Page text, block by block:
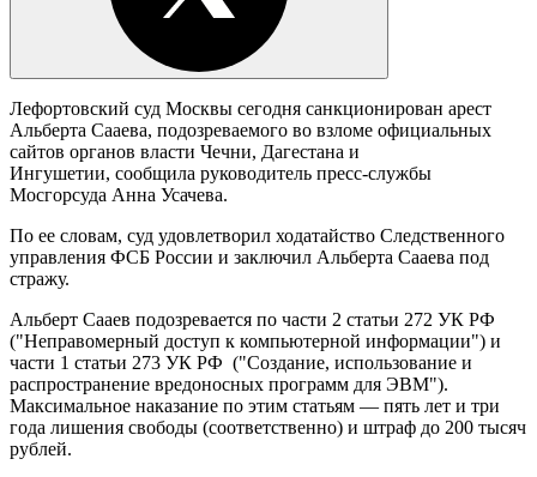
Лефортовский суд Москвы сегодня санкционирован арест
Альберта Сааева, подозреваемого во взломе официальных
сайтов органов власти Чечни, Дагестана и
Ингушетии, сообщила руководитель пресс-службы
Мосгорсуда Анна Усачева.
По ее словам, суд удовлетворил ходатайство Следственного
управления ФСБ России и заключил Альберта Сааева под
стражу.
Альберт Сааев подозревается по части 2 статьи 272 УК РФ
("Неправомерный доступ к компьютерной информации") и
части 1 статьи 273 УК РФ ("Создание, использование и
распространение вредоносных программ для ЭВМ").
Максимальное наказание по этим статьям — пять лет и три
года лишения свободы (соответственно) и штраф до 200 тысяч
рублей.